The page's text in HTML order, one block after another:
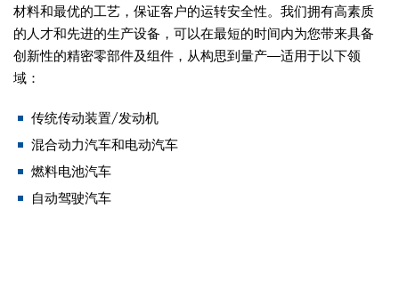
材料和最优的工艺，保证客户的运转安全性。我们拥有高素质
的人才和先进的生产设备，可以在最短的时间内为您带来具备
创新性的精密零部件及组件，从构思到量产—适用于以下领
域：
传统传动装置/发动机
混合动力汽车和电动汽车
燃料电池汽车
自动驾驶汽车